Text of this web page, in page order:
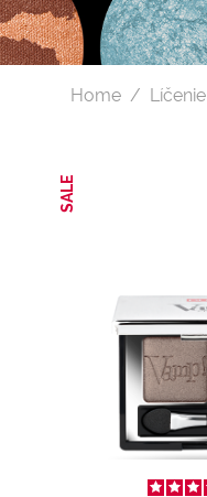
Home Líčenie
SALE